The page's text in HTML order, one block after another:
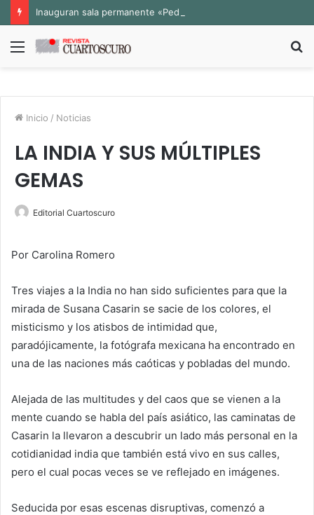
Menú
Inicio / Noticias
LA INDIA Y SUS MÚLTIPLES
GEMAS
Editorial Cuartoscuro
Por Carolina Romero
Tres viajes a la India no han sido suficientes para que la
mirada de Susana Casarin se sacie de los colores, el
misticismo y los atisbos de intimidad que,
paradójicamente, la fotógrafa mexicana ha encontrado en
una de las naciones más caóticas y pobladas del mundo.
Alejada de las multitudes y del caos que se vienen a la
mente cuando se habla del país asiático, las caminatas de
Casarin la llevaron a descubrir un lado más personal en la
cotidianidad india que también está vivo en sus calles,
pero el cual pocas veces se ve reflejado en imágenes.
Seducida por esas escenas disruptivas, comenzó a